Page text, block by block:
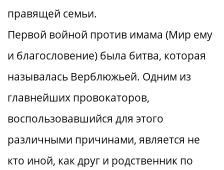
правящей семьи.
Первой войной против имама (Мир ему
и благословение) была битва, которая
называлась Верблюжьей. Одним из
главнейших провокаторов,
воспользовавшийся для этого
различными причинами, является не
кто иной, как друг и родственник по